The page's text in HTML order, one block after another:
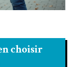
choisir